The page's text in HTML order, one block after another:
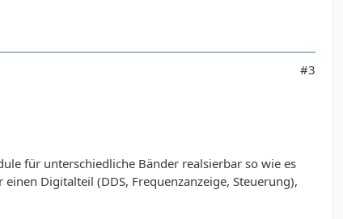
#3
für unterschiedliche Bänder realsierbar so wie es
Digitalteil (DDS, Frequenzanzeige, Steuerung),